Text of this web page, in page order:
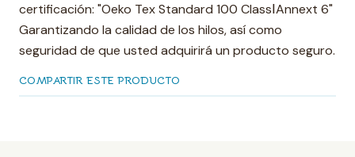
certificación: "Oeko Tex Standard 100 ClassⅠAnnext 6"
Garantizando la calidad de los hilos, así como
seguridad de que usted adquirirá un producto seguro.
COMPARTIR ESTE PRODUCTO